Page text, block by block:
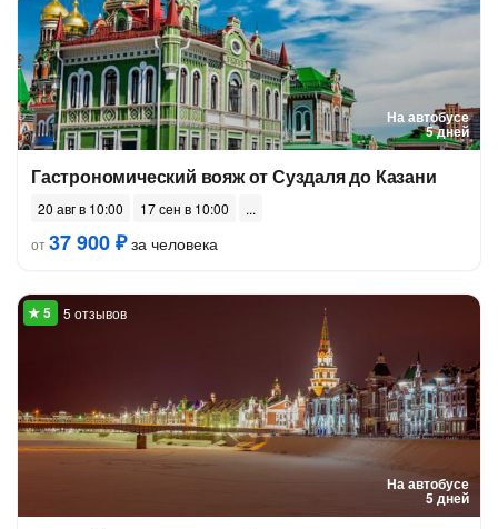
На автобусе
5 дней
Гастрономический вояж от Суздаля до Казани
20 авг в 10:00
17 сен в 10:00
от37 900 ₽за человека
На автобусе
5 дней
5 отзывов